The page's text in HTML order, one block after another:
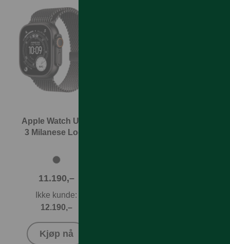
Apple Watch Ultra
3 Milanese Loop
11.190,–
Ikke kunde:
12.190,–
Kjøp nå